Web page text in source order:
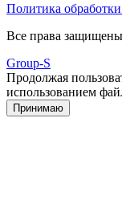
Политика
Все права
Group-S
Продолжая
использованием
Принимаю